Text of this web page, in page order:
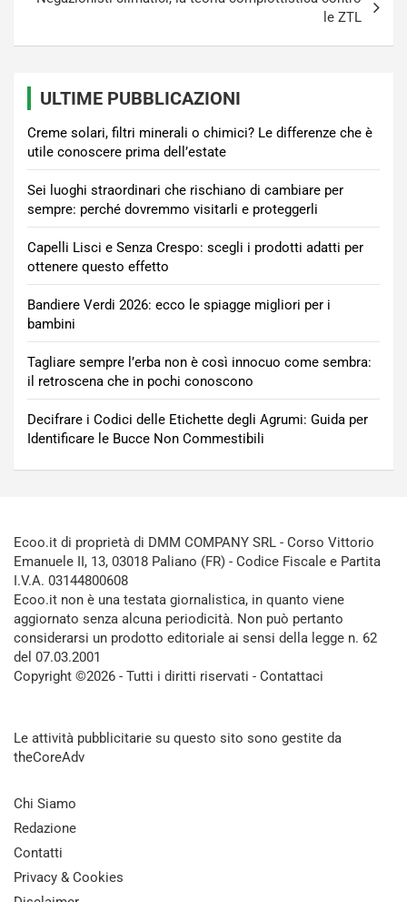
le ZTL
ULTIME PUBBLICAZIONI
Creme solari, filtri minerali o chimici? Le differenze che è
utile conoscere prima dell’estate
Sei luoghi straordinari che rischiano di cambiare per
sempre: perché dovremmo visitarli e proteggerli
Capelli Lisci e Senza Crespo: scegli i prodotti adatti per
ottenere questo effetto
Bandiere Verdi 2026: ecco le spiagge migliori per i
bambini
Tagliare sempre l’erba non è così innocuo come sembra:
il retroscena che in pochi conoscono
Decifrare i Codici delle Etichette degli Agrumi: Guida per
Identificare le Bucce Non Commestibili
Ecoo.it di proprietà di DMM COMPANY SRL - Corso Vittorio
Emanuele II, 13, 03018 Paliano (FR) - Codice Fiscale e Partita
I.V.A. 03144800608
Ecoo.it non è una testata giornalistica, in quanto viene
aggiornato senza alcuna periodicità. Non può pertanto
considerarsi un prodotto editoriale ai sensi della legge n. 62
del 07.03.2001
Copyright ©2026 - Tutti i diritti riservati - Contattaci
Le attività pubblicitarie su questo sito sono gestite da
theCoreAdv
Chi Siamo
Redazione
Contatti
Privacy & Cookies